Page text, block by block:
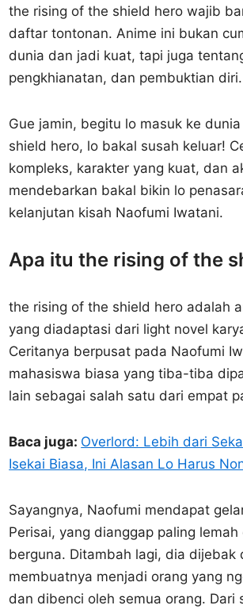
the rising of the shield hero wajib
daftar tontonan. Anime ini bukan
dunia dan jadi kuat, tapi juga
pengkhianatan, dan pembuktian diri.
Gue jamin, begitu lo masuk ke
shield hero, lo bakal susah keluar!
kompleks, karakter yang kuat, dan
mendebarkan bakal bikin lo
kelanjutan kisah Naofumi Iwatani.
Apa itu the rising of the
the rising of the shield hero adalah
yang diadaptasi dari light novel
Ceritanya berpusat pada Naofumi
mahasiswa biasa yang tiba-tiba
lain sebagai salah satu dari empat
Baca juga: Overlord: Lebih dari
Isekai Biasa, Ini Alasan Lo Harus
Sayangnya, Naofumi mendapat
Perisai, yang dianggap paling
berguna. Ditambah lagi, dia dijebak
membuatnya menjadi orang yang
dan dibenci oleh semua orang. Dari